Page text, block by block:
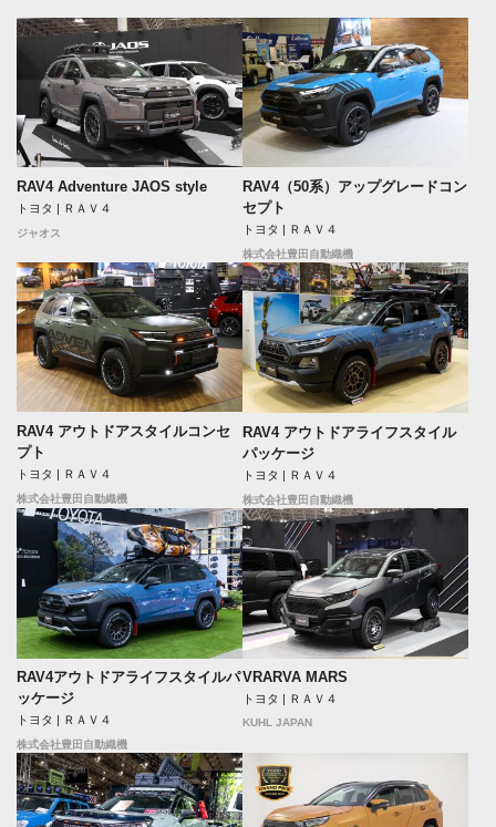
RAV4 Adventure JAOS style
トヨタ | ＲＡＶ４
ジャオス
RAV4（50系）アップグレードコン
セプト
トヨタ | ＲＡＶ４
株式会社豊田自動織機
RAV4 アウトドアスタイルコンセ
プト
トヨタ | ＲＡＶ４
株式会社豊田自動織機
RAV4 アウトドアライフスタイル
パッケージ
トヨタ | ＲＡＶ４
株式会社豊田自動織機
RAV4アウトドアライフスタイルパ
ッケージ
トヨタ | ＲＡＶ４
株式会社豊田自動織機
VRARVA MARS
トヨタ | ＲＡＶ４
KUHL JAPAN